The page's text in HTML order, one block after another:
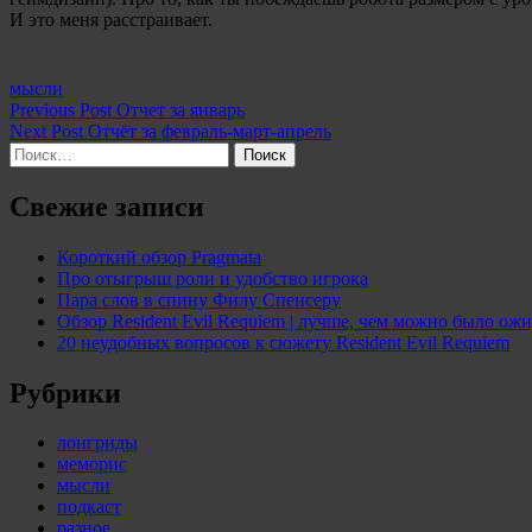
И это меня расстраивает.
Categories:
мысли
Навигация
по
записям
Previous Post Отчет за январь
Next Post Отчёт за февраль-март-апрель
Найти:
Свежие записи
Короткий обзор Pragmata
Про отыгрыш роли и удобство игрока
Пара слов в спину Филу Спенсеру
Обзор Resident Evil Requiem | лучше, чем можно было
20 неудобных вопросов к сюжету Resident Evil Requiem
Рубрики
лонгриды
меморис
мысли
подкаст